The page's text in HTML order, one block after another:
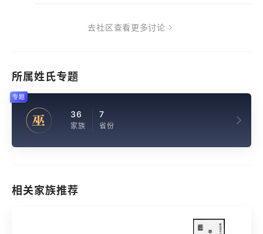
去社区查看更多讨论
所属姓氏专题
巫 36
家族
7
省份
专题
相关家族推荐